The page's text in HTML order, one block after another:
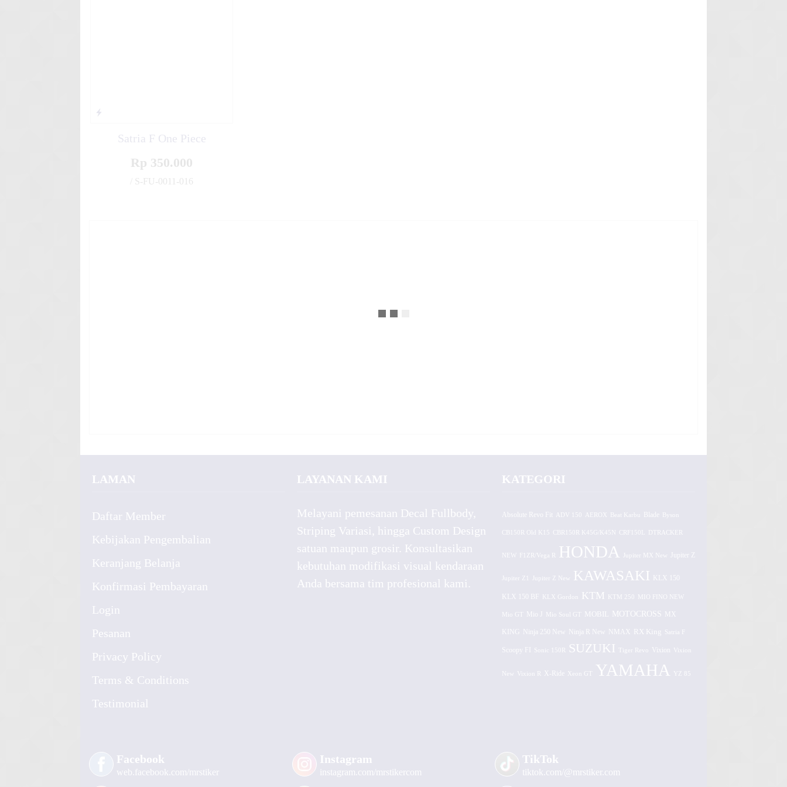
Satria F One Piece
Rp 350.000
/ S-FU-0011-016
LAMAN
Daftar Member
Kebijakan Pengembalian
Keranjang Belanja
Konfirmasi Pembayaran
Login
Pesanan
Privacy Policy
Terms & Conditions
Testimonial
LAYANAN KAMI
Melayani pemesanan Decal Fullbody,
Striping Variasi, hingga Custom Design
satuan maupun grosir. Konsultasikan
kebutuhan modifikasi visual kendaraan
Anda bersama tim profesional kami.
KATEGORI
Absolute Revo Fit ADV 150 AEROX
CB150R Old K15 CBR150R K45G/K45N CRF150L DTRACKER
NEW F1ZR/Vega R HONDA Jupiter MX New Jupiter Z
Jupiter Z1 Jupiter Z New KAWASAKI KLX 150
KLX 150 BF KLX Gordon KTM KTM 250 MIO FINO NEW
Mio GT Mio J Mio Soul GT MOBIL MOTOCROSS MX
KING Ninja 250 New Ninja R New NMAX RX King Satria F
Scoopy FI Sonic 150R SUZUKI Tiger Revo Vixion Vixion
Vixion R X-Ride Xeon GT YAMAHA YZ 85
Facebook
web.facebook.com/mrstiker
Instagram
instagram.com/mrstikercom
TikTok
tiktok.com/@mrstiker.com